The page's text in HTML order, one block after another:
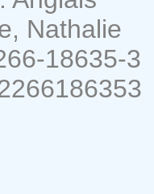
Nathalie
18635-3